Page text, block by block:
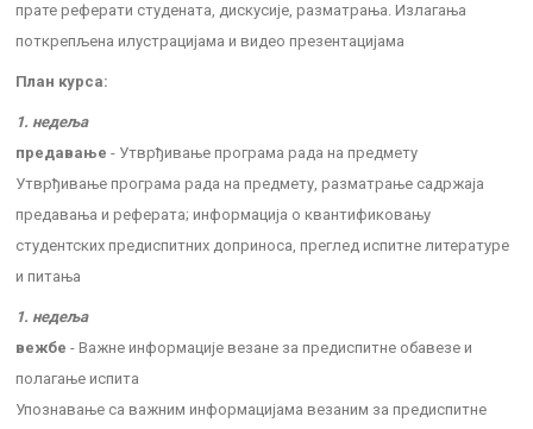
прате реферати студената, дискусије, разматрања. Излагања
поткрепљена илустрацијама и видео презентацијама
План курса:
1. недеља
предавање - Утврђивање програма рада на предмету
Утврђивање програма рада на предмету, разматрање садржаја
предавања и реферата; информација о квантификовању
студентских предиспитних доприноса, преглед испитне литературе
и питања
1. недеља
вежбе - Важне информације везане за предиспитне обавезе и
полагање испита
Упознавање са важним информацијама везаним за предиспитне